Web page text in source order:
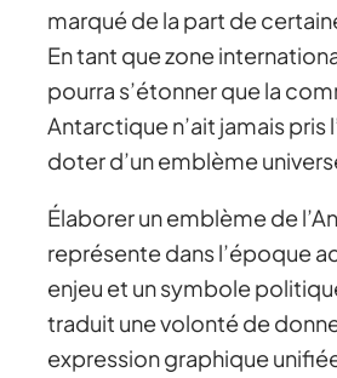
marqué de la part de
En tant que zone
pourra s’étonner que la
Antarctique n’ait jamais pris
doter d’un emblème
Élaborer un emblème de
représente dans l’époque
enjeu et un symbole
traduit une volonté de
expression graphique